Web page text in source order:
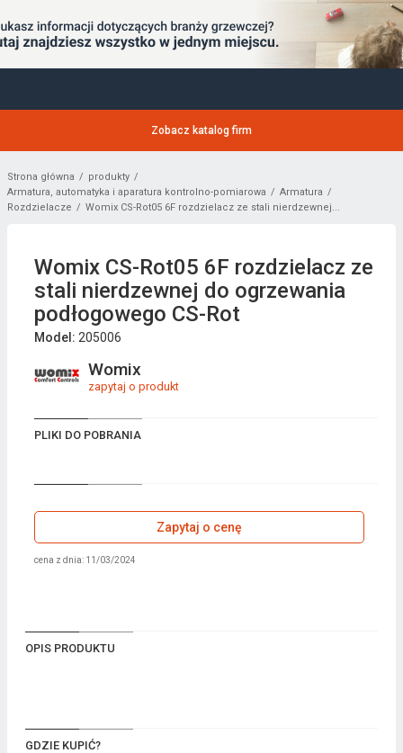
Zobacz katalog firm
Strona główna
produkty
Armatura, automatyka i aparatura kontrolno-pomiarowa
Armatura
Rozdzielacze
Womix CS-Rot05 6F rozdzielacz ze stali nierdzewnej...
Womix CS-Rot05 6F rozdzielacz ze
stali nierdzewnej do ogrzewania
podłogowego CS-Rot
Model: 205006
Womix
zapytaj o produkt
PLIKI DO POBRANIA
Zapytaj o cenę
cena z dnia: 11/03/2024
OPIS PRODUKTU
GDZIE KUPIĆ?